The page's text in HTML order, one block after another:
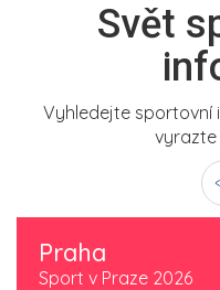
Svět
Vyhledejte sportovní
vyrazte
Praha
Sport v Praze 2026